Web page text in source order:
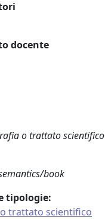
docente
o trattato scientifico
book
tipologie:
trattato scientifico